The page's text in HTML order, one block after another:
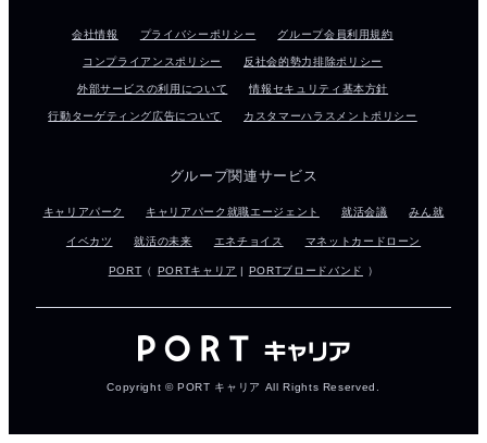
会社情報 プライバシーポリシー グループ会員利用規約
コンプライアンスポリシー 反社会的勢力排除ポリシー
外部サービスの利用について 情報セキュリティ基本方針
行動ターゲティング広告について カスタマーハラスメントポリシー